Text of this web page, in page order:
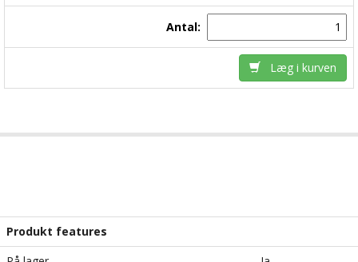
Antal:
Læg i kurven
Produkt features